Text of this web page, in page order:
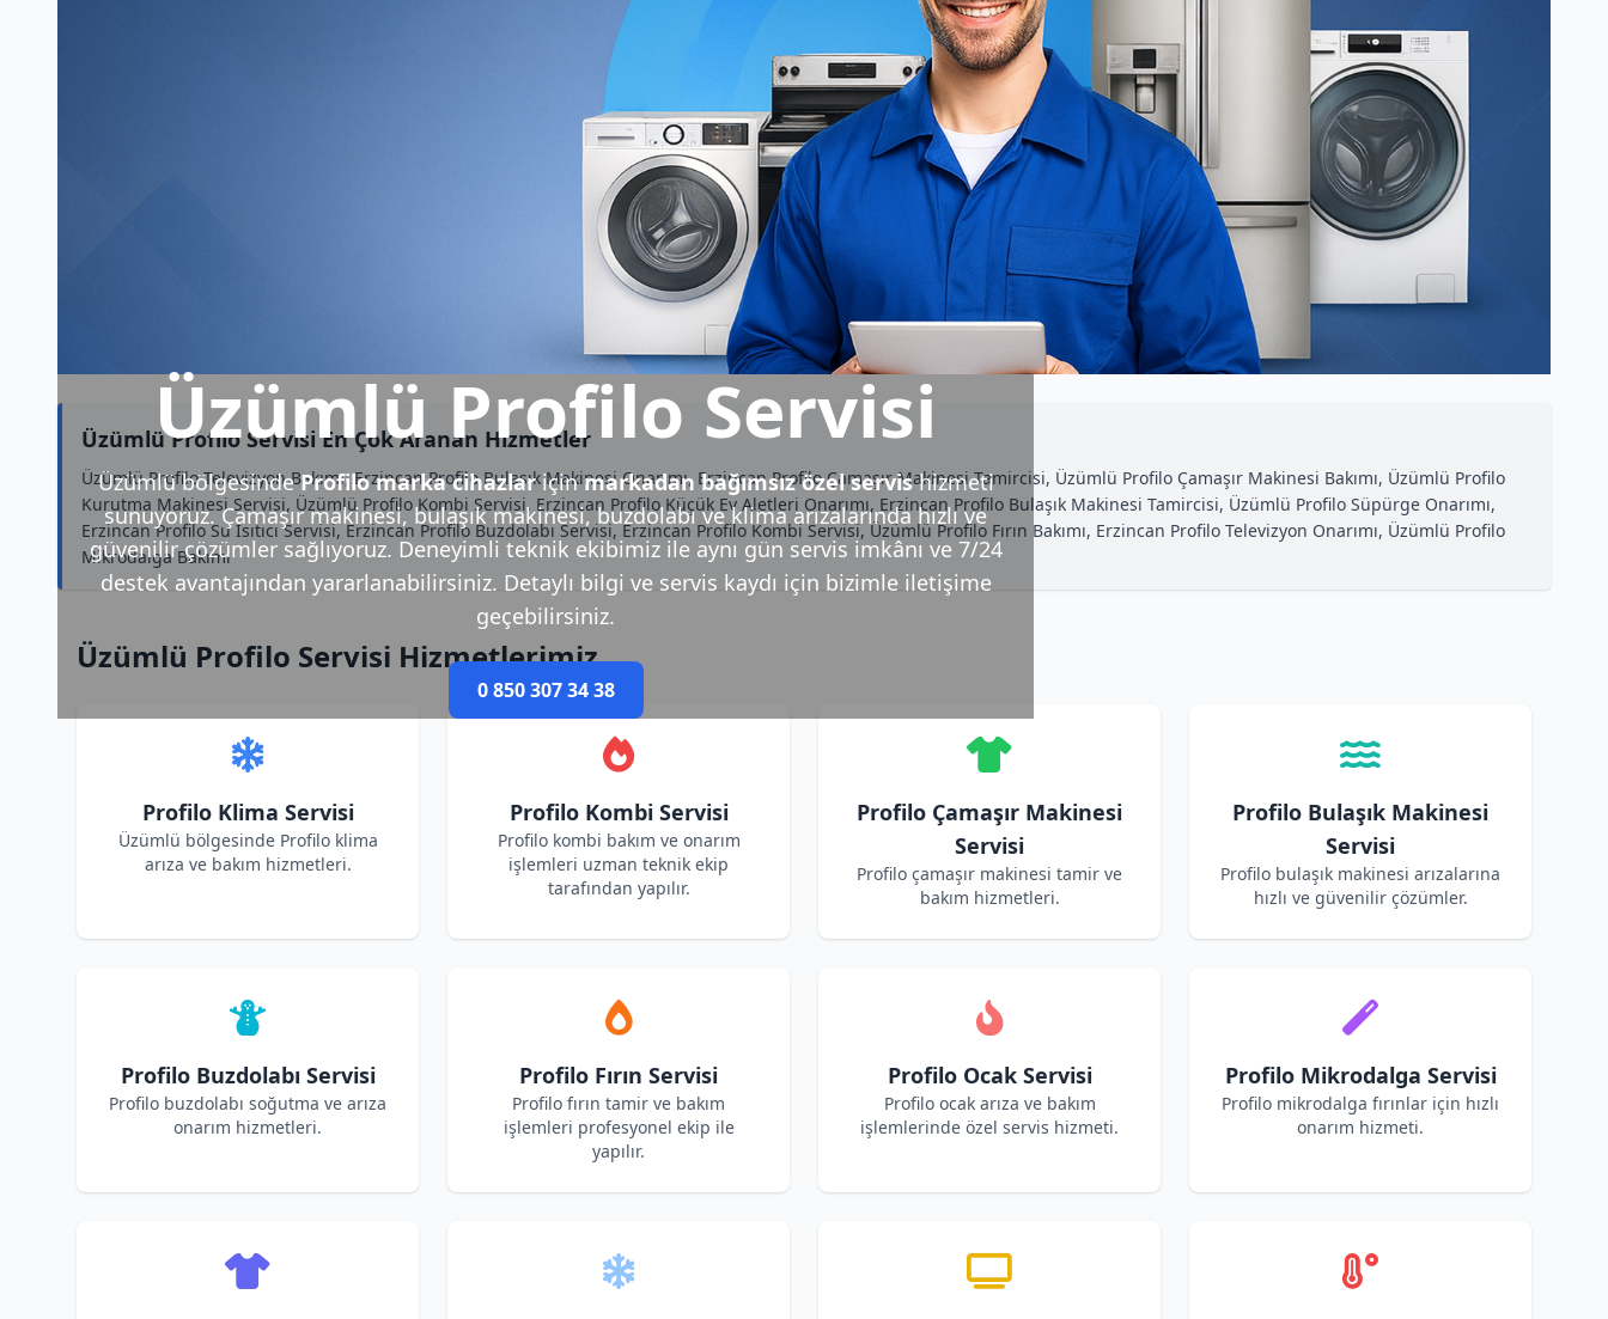
Üzümlü Profilo Servisi
Üzümlü bölgesindeProfilo marka cihazlariçinmarkadan bağımsız özel servishizmeti
sunuyoruz. Çamaşır makinesi, bulaşık makinesi, buzdolabı ve klima arızalarında hızlı ve
güvenilir çözümler sağlıyoruz. Deneyimli teknik ekibimiz ile aynı gün servis imkânı ve 7/24
destek avantajından yararlanabilirsiniz. Detaylı bilgi ve servis kaydı için bizimle iletişime
geçebilirsiniz.
0 850 307 34 38
Üzümlü Profilo Servisi En Çok Aranan Hizmetler
Üzümlü Profilo Televizyon Bakımı, Erzincan Profilo Bulaşık Makinesi Onarımı, Erzincan Profilo Çamaşır Makinesi Tamircisi, Üzümlü Profilo Çamaşır Makinesi Bakımı, Üzümlü Profilo
Kurutma Makinesi Servisi, Üzümlü Profilo Kombi Servisi, Erzincan Profilo Küçük Ev Aletleri Onarımı, Erzincan Profilo Bulaşık Makinesi Tamircisi, Üzümlü Profilo Süpürge Onarımı,
Erzincan Profilo Su Isıtıcı Servisi, Erzincan Profilo Buzdolabı Servisi, Erzincan Profilo Kombi Servisi, Üzümlü Profilo Fırın Bakımı, Erzincan Profilo Televizyon Onarımı, Üzümlü Profilo
Mikrodalga Bakımı
Üzümlü Profilo Servisi Hizmetlerimiz
Profilo Klima Servisi
Üzümlü bölgesinde Profilo klima
arıza ve bakım hizmetleri.
Profilo Kombi Servisi
Profilo kombi bakım ve onarım
işlemleri uzman teknik ekip
tarafından yapılır.
Profilo Çamaşır Makinesi
Servisi
Profilo çamaşır makinesi tamir ve
bakım hizmetleri.
Profilo Bulaşık Makinesi
Servisi
Profilo bulaşık makinesi arızalarına
hızlı ve güvenilir çözümler.
Profilo Buzdolabı Servisi
Profilo buzdolabı soğutma ve arıza
onarım hizmetleri.
Profilo Fırın Servisi
Profilo fırın tamir ve bakım
işlemleri profesyonel ekip ile
yapılır.
Profilo Ocak Servisi
Profilo ocak arıza ve bakım
işlemlerinde özel servis hizmeti.
Profilo Mikrodalga Servisi
Profilo mikrodalga fırınlar için hızlı
onarım hizmeti.